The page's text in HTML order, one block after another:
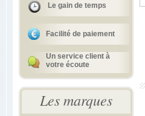
Le gain de temps
Facilité de paiement
Un service client à
votre écoute
Les marques